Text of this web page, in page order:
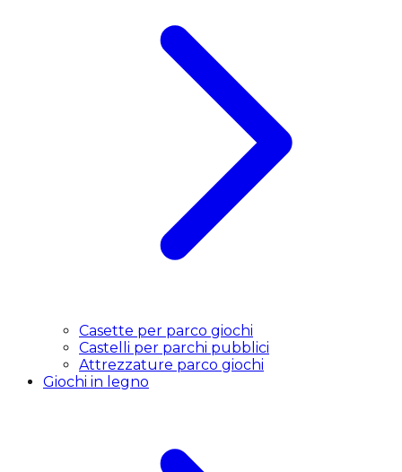
Casette per parco giochi
Castelli per parchi pubblici
Attrezzature parco giochi
Giochi in legno